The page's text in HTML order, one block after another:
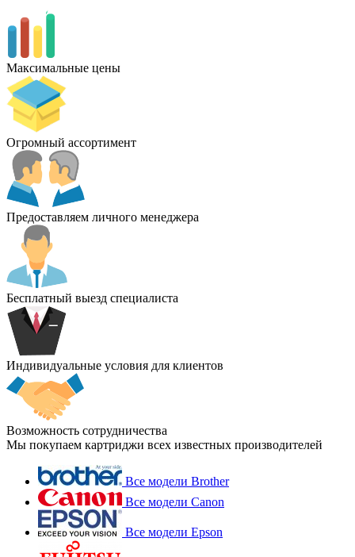
Максимальные цены
Огромный ассортимент
Предоставляем личного менеджера
Бесплатный выезд специалиста
Индивидуальные условия для клиентов
Возможность сотрудничества
Мы покупаем картриджи всех известных производителей
Все модели Brother
Все модели Canon
Все модели Epson